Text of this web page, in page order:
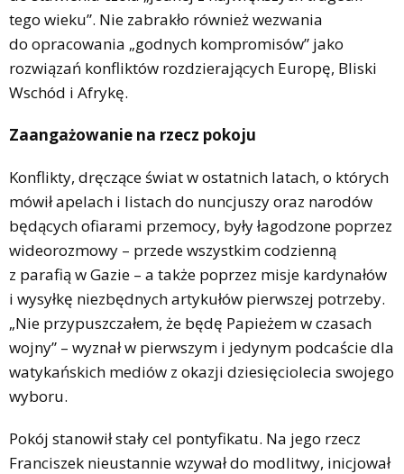
tego wieku”. Nie zabrakło również wezwania
do opracowania „godnych kompromisów” jako
rozwiązań konfliktów rozdzierających Europę, Bliski
Wschód i Afrykę.
Zaangażowanie na rzecz pokoju
Konflikty, dręczące świat w ostatnich latach, o których
mówił apelach i listach do nuncjuszy oraz narodów
będących ofiarami przemocy, były łagodzone poprzez
wideorozmowy – przede wszystkim codzienną
z parafią w Gazie – a także poprzez misje kardynałów
i wysyłkę niezbędnych artykułów pierwszej potrzeby.
„Nie przypuszczałem, że będę Papieżem w czasach
wojny” – wyznał w pierwszym i jedynym podcaście dla
watykańskich mediów z okazji dziesięciolecia swojego
wyboru.
Pokój stanowił stały cel pontyfikatu. Na jego rzecz
Franciszek nieustannie wzywał do modlitwy, inicjował